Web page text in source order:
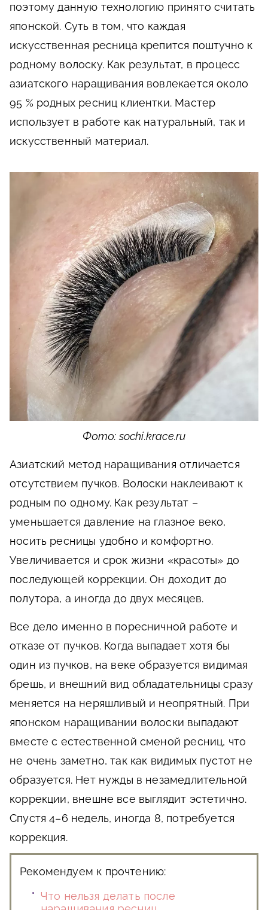
поэтому данную технологию принято считать
японской. Суть в том, что каждая
искусственная ресница крепится поштучно к
родному волоску. Как результат, в процесс
азиатского наращивания вовлекается около
95 % родных ресниц клиентки. Мастер
использует в работе как натуральный, так и
искусственный материал.
Фото: sochi.krace.ru
Азиатский метод наращивания отличается
отсутствием пучков. Волоски наклеивают к
родным по одному. Как результат –
уменьшается давление на глазное веко,
носить ресницы удобно и комфортно.
Увеличивается и срок жизни «красоты» до
последующей коррекции. Он доходит до
полутора, а иногда до двух месяцев.
Все дело именно в поресничной работе и
отказе от пучков. Когда выпадает хотя бы
один из пучков, на веке образуется видимая
брешь, и внешний вид обладательницы сразу
меняется на неряшливый и неопрятный. При
японском наращивании волоски выпадают
вместе с естественной сменой ресниц, что
не очень заметно, так как видимых пустот не
образуется. Нет нужды в незамедлительной
коррекции, внешне все выглядит эстетично.
Спустя 4–6 недель, иногда 8, потребуется
коррекция.
Рекомендуем к прочтению:
Что нельзя делать после